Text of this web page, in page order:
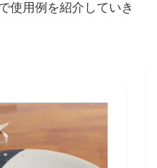
使用例を紹介していき